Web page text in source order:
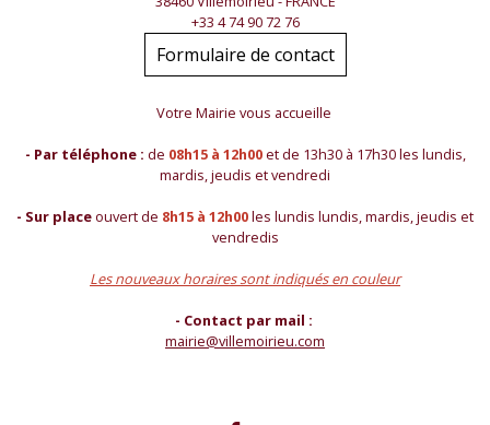
+33 4 74 90 72 76
Formulaire de contact
Votre Mairie vous accueille
- Par téléphone : de 08h15 à 12h00et de 13h30 à 17h30 les lundis,
mardis, jeudis et vendredi
- Sur placeouvert de 8h15 à 12h00les lundis lundis, mardis, jeudis et
vendredis
Les nouveaux horaires sont indiqués en couleur
- Contact par mail :
mairie@villemoirieu.com